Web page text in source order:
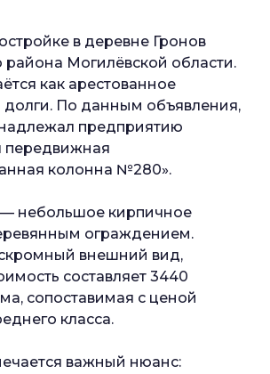
в деревне Гронов
района Могилёвской области.
как арестованное
долги. По данным объявления,
предприятию
передвижная
колонна №280».
— небольшое кирпичное
ограждением.
внешний вид,
составляет 3440
сопоставимая с ценой
класса.
важный нюанс: